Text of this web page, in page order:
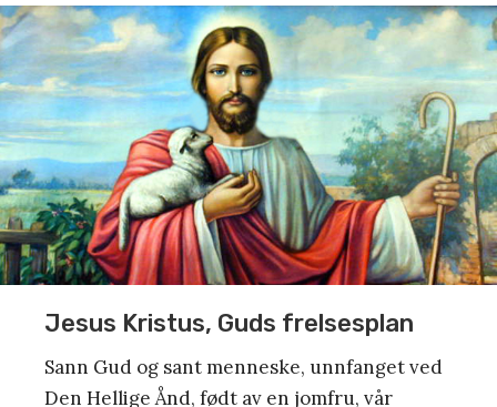
Jesus Kristus, Guds frelsesplan
Sann Gud og sant menneske, unnfanget ved
Den Hellige Ånd, født av en jomfru, vår